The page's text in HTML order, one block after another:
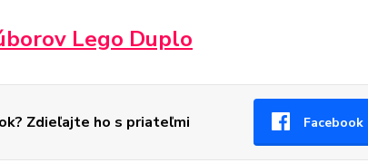
Lego Duplo
Zdieľajte ho s priateľmi Facebook